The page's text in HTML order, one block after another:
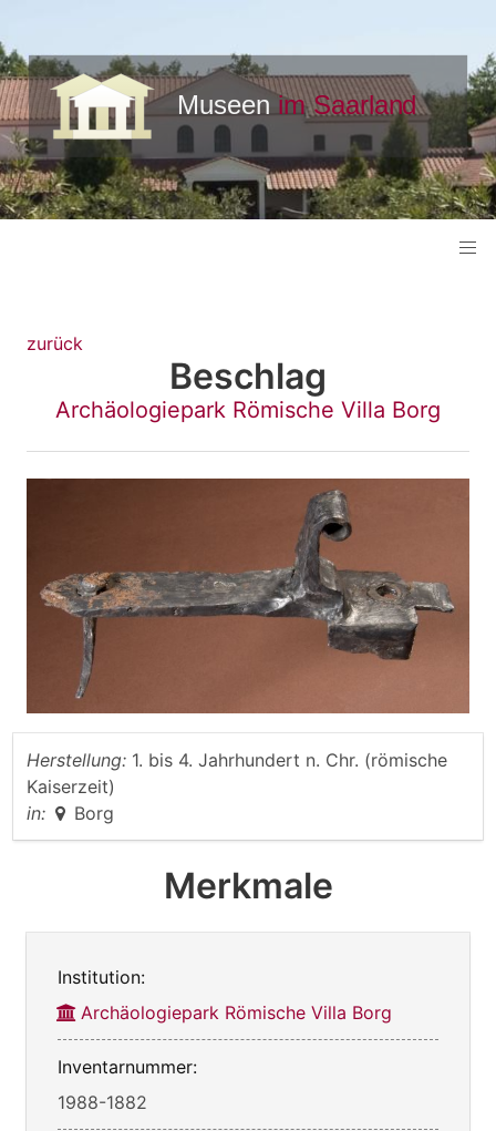
zurück
Beschlag
Archäologiepark Römische Villa Borg
Herstellung: 1. bis 4. Jahrhundert n. Chr. (römische
Kaiserzeit)
in:
Borg
Merkmale
Institution:
Archäologiepark Römische Villa Borg
Inventarnummer:
1988-1882